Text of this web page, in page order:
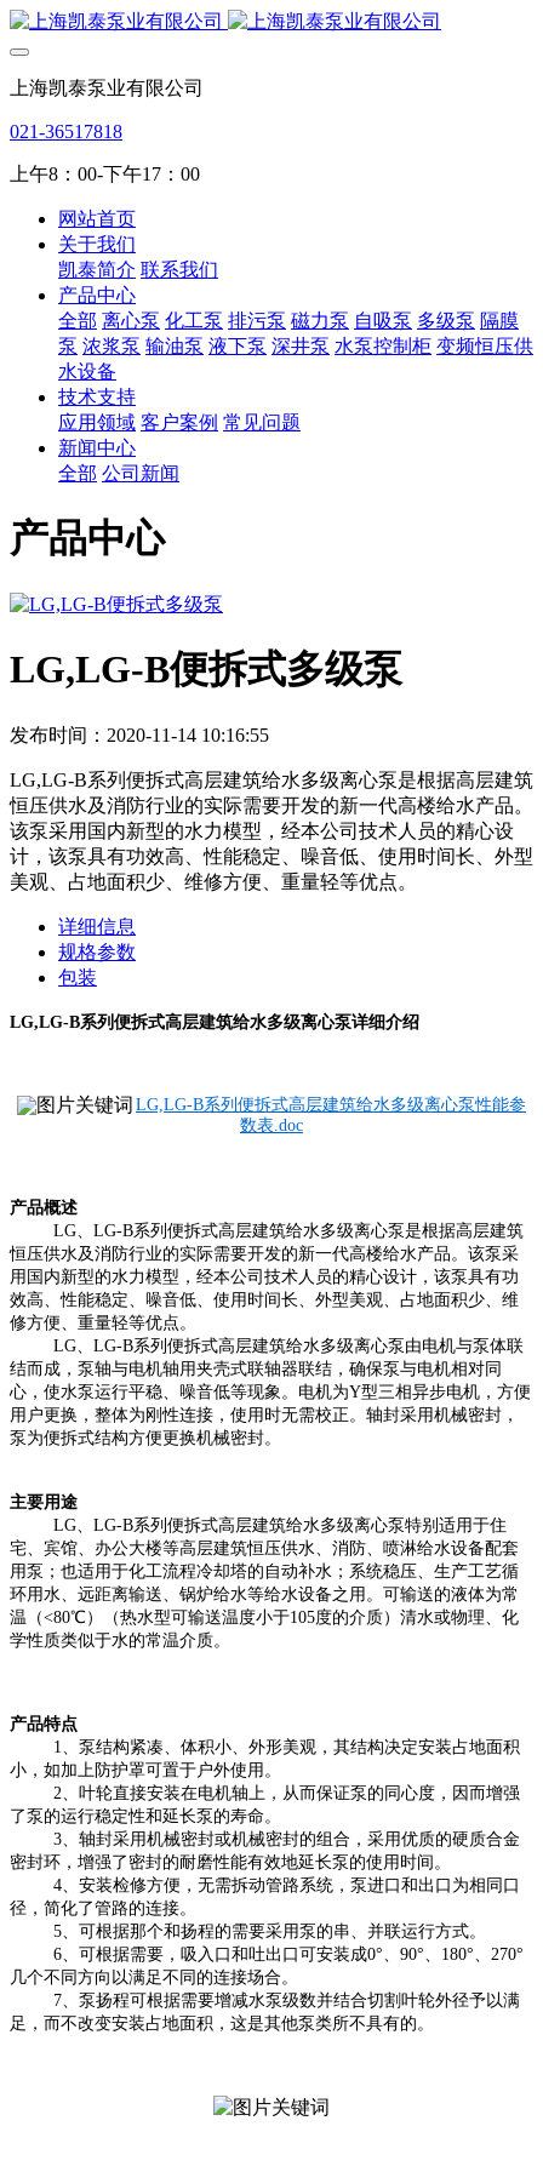
上海凯泰泵业有限公司
021-36517818
上午8：00-下午17：00
网站首页
关于我们
凯泰简介 联系我们
产品中心
全部 离心泵 化工泵 排污泵 磁力泵 自吸泵 多级泵 隔膜
泵 浓浆泵 输油泵 液下泵 深井泵 水泵控制柜 变频恒压供
水设备
技术支持
应用领域 客户案例 常见问题
新闻中心
全部 公司新闻
产品中心
LG,LG-B便拆式多级泵
发布时间：2020-11-14 10:16:55
LG,LG-B系列便拆式高层建筑给水多级离心泵是根据高层建筑
恒压供水及消防行业的实际需要开发的新一代高楼给水产品。
该泵采用国内新型的水力模型，经本公司技术人员的精心设
计，该泵具有功效高、性能稳定、噪音低、使用时间长、外型
美观、占地面积少、维修方便、重量轻等优点。
详细信息
规格参数
包装
LG,LG-B系列便拆式高层建筑给水多级离心泵详细介绍
LG,LG-B系列便拆式高层建筑给水多级离心泵性能参
数表.doc
产品概述
LG、LG-B系列便拆式高层建筑给水多级离心泵是根据高层建筑
恒压供水及消防行业的实际需要开发的新一代高楼给水产品。该泵采
用国内新型的水力模型，经本公司技术人员的精心设计，该泵具有功
效高、性能稳定、噪音低、使用时间长、外型美观、占地面积少、维
修方便、重量轻等优点。
LG、LG-B系列便拆式高层建筑给水多级离心泵 由电机与泵体联
结而成，泵轴与电机轴用夹壳式联轴器联结，确保泵与电机相对同
心，使水泵运行平稳、噪音低等现象。电机为Y型三相异步电机，方便
用户更换，整体为刚性连接，使用时无需校正。轴封采用机械密封，
泵为便拆式结构方便更换机械密封。
主要用途
LG、LG-B系列便拆式高层建筑给水多级离心泵特别适用于住
宅、宾馆、办公大楼等高层建筑恒压供水、消防、喷淋给水设备配套
用泵；也适用于化工流程冷却塔的自动补水；系统稳压、生产工艺循
环用水、远距离输送、锅炉给水等给水设备之用。可输送的液体为常
温（<80℃）（热水型可输送温度小于105度的介质）清水或物理、化
学性质类似于水的常温介质。
产品特点
1、泵结构紧凑、体积小、外形美观，其结构决定安装占地面积
小，如加上防护罩可置于户外使用。
2、叶轮直接安装在电机轴上，从而保证泵的同心度，因而增强
了泵的运行稳定性和延长泵的寿命。
3、轴封采用机械密封或机械密封的组合，采用优质的硬质合金
密封环，增强了密封的耐磨性能有效地延长泵的使用 时间 。
4、安装检修方便，无需拆动管路系统，泵进口和出口为相同口
径，简化了管路的连接。
5、可根据那个和扬程的需要采用泵的串、并联运行方式。
6、可根据需要，吸入口和吐出口可安装成0°、 90°、 180°、 270°
几个不同方向以满足不同的连接场合。
7、泵扬程可根据需要增减水泵级数并结合切割叶轮外径予以满
足，而不改变安装占地面积，这是其他泵类所不具有的。